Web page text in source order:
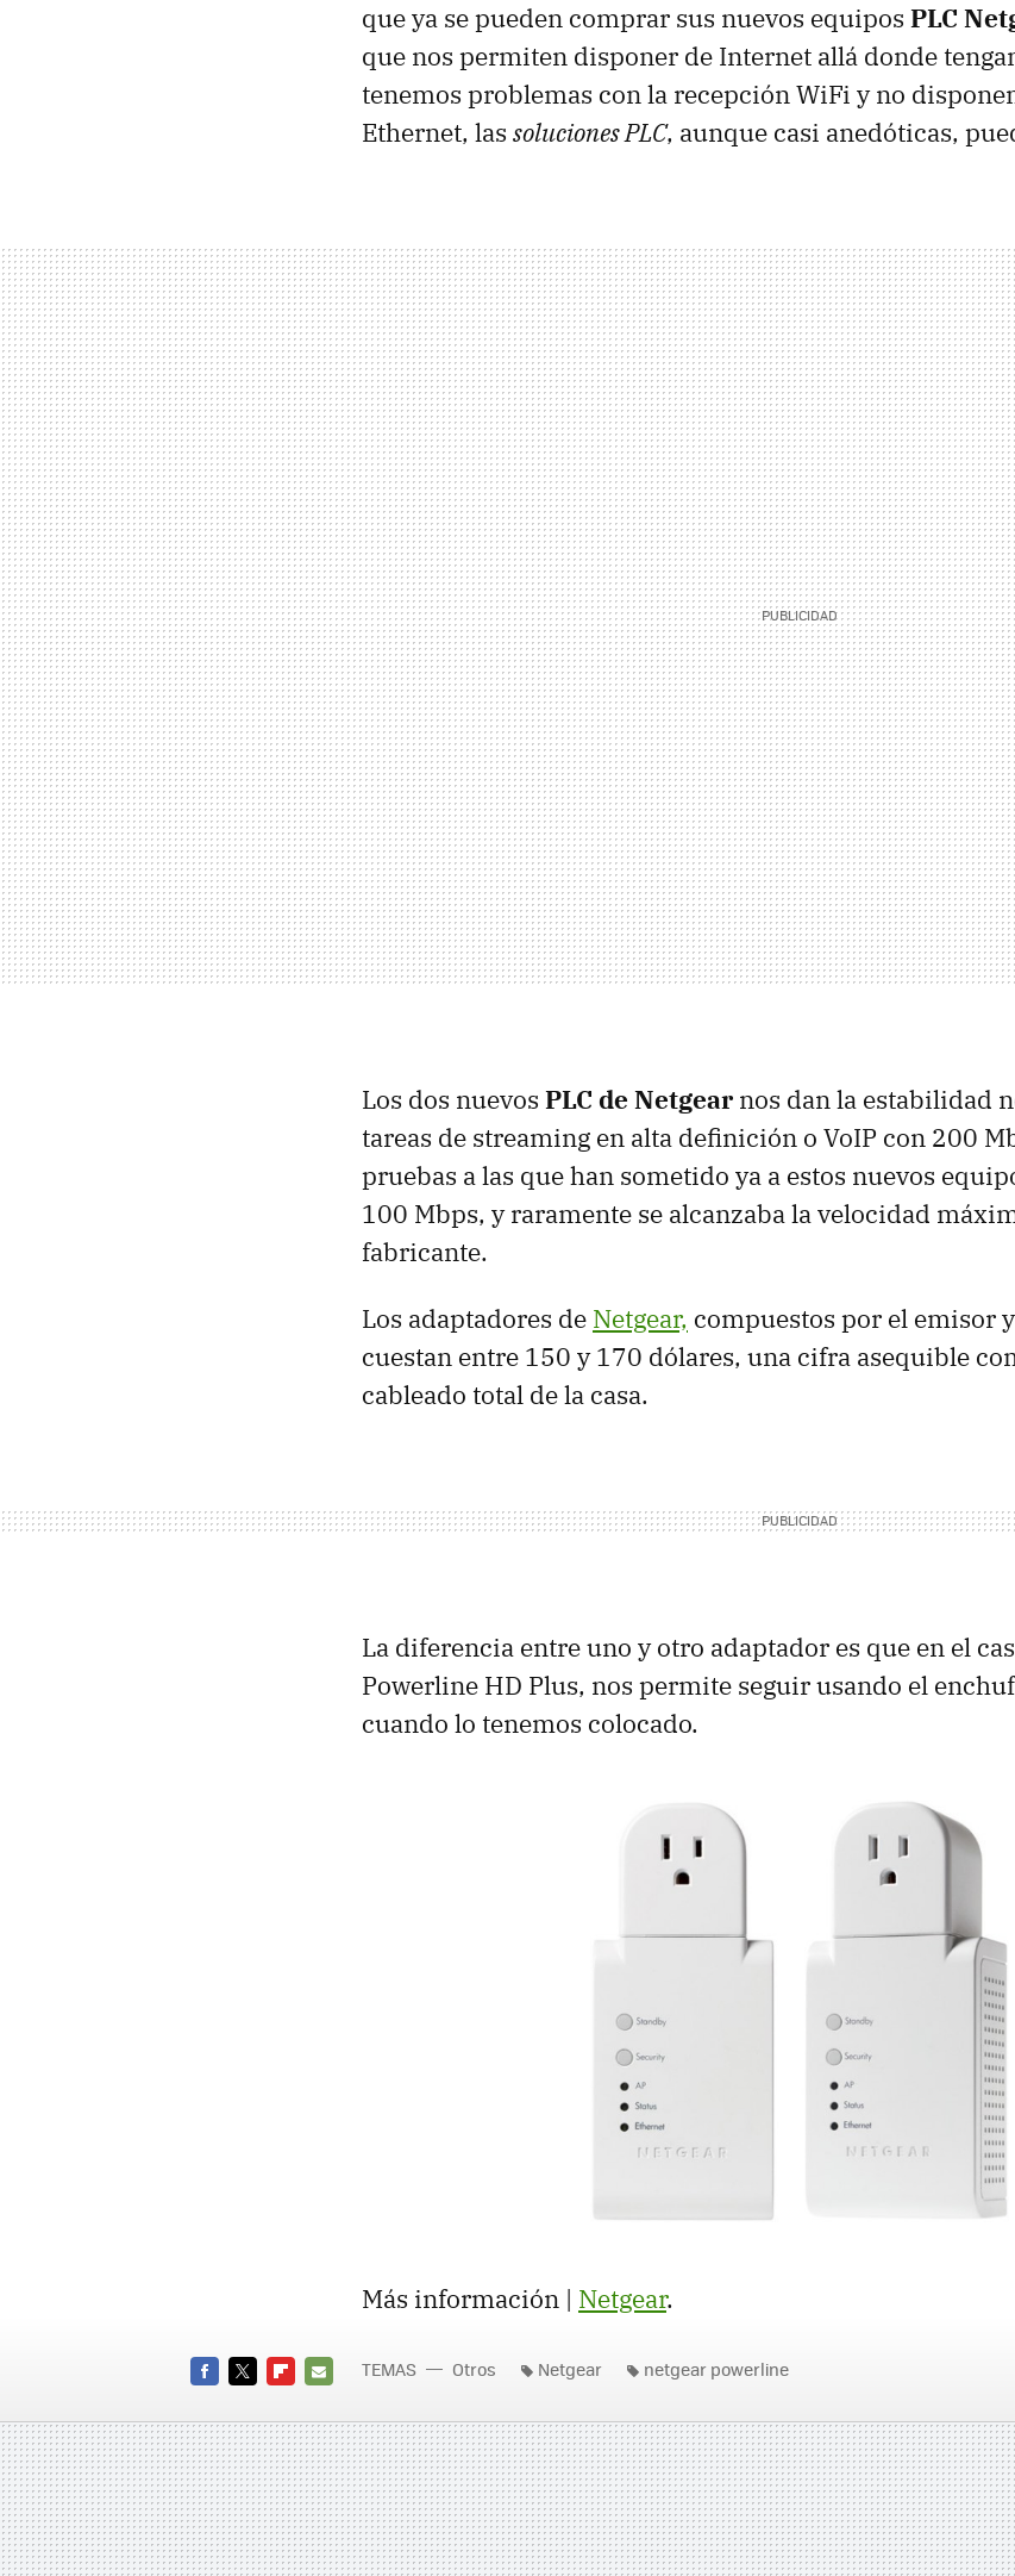
que ya se pueden comprar sus nuevos equipos PLC
que nos permiten disponer de Internet allá donde
tenemos problemas con la recepción WiFi y no
Ethernet, las soluciones PLC, aunque casi anedóticas,
Los dos nuevos PLC de Netgear nos dan la estabilidad
tareas de streaming en alta definición o VoIP con 200
pruebas a las que han sometido ya a estos nuevos
100 Mbps, y raramente se alcanzaba la velocidad
fabricante.
Los adaptadores de Netgear, compuestos por el emisor
cuestan entre 150 y 170 dólares, una cifra asequible
cableado total de la casa.
La diferencia entre uno y otro adaptador es que en el
Powerline HD Plus, nos permite seguir usando el
cuando lo tenemos colocado.
Más información | Netgear.
MAIL
TEMAS Otros Netgear netgear powerline